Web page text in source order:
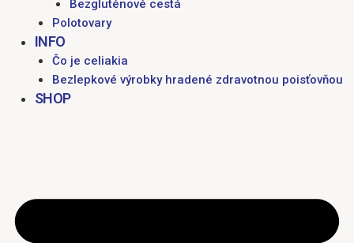
Bezgluténové cestá
Polotovary
INFO
Čo je celiakia
Bezlepkové výrobky hradené zdravotnou poisťovňou
SHOP